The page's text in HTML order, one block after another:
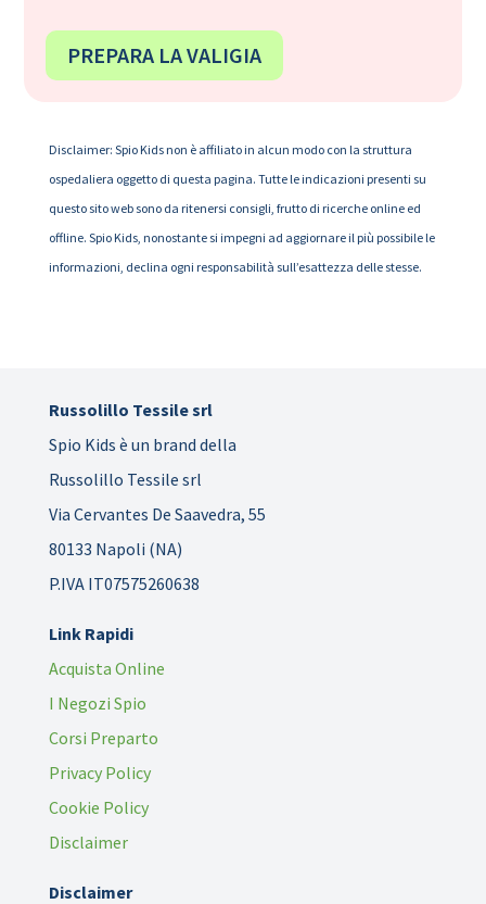
PREPARA LA VALIGIA
Disclaimer: Spio Kids non è affiliato in alcun modo con la struttura
ospedaliera oggetto di questa pagina. Tutte le indicazioni presenti su
questo sito web sono da ritenersi consigli, frutto di ricerche online ed
offline. Spio Kids, nonostante si impegni ad aggiornare il più possibile le
informazioni, declina ogni responsabilità sull’esattezza delle stesse.
Russolillo Tessile srl
Spio Kids è un brand della
Russolillo Tessile srl
Via Cervantes De Saavedra, 55
80133 Napoli (NA)
P.IVA IT07575260638
Link Rapidi
Acquista Online
I Negozi Spio
Corsi Preparto
Privacy Policy
Cookie Policy
Disclaimer
Disclaimer